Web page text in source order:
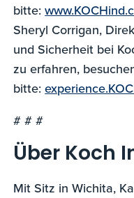
bitte:
Sheryl Corrigan,
und Sicherheit bei
zu erfahren,
bitte:
# # #
Über Koch
Mit Sitz in Wichita,